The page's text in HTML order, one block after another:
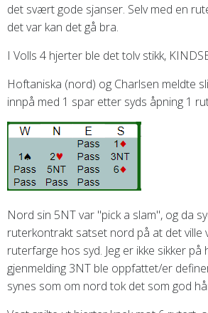
det svært gode sjanser. Selv med en
det var kan det gå bra.
I Volls 4 hjerter ble det tolv stikk,
Hoftaniska (nord) og Charlsen meldte
innpå med 1 spar etter syds åpning 1
Nord sin 5NT var "pick a slam", og da
ruterkontrakt satset nord på at det
ruterfarge hos syd. Jeg er ikke sikker på
gjenmelding 3NT ble oppfattet/er
synes som om nord tok det som god